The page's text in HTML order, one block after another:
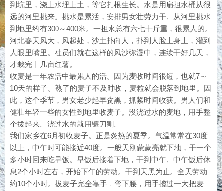
到坑里，浇上水埋上土，等它扎根生长。水是用扁担水桶从很
远的河里挑来。挑水是累活，安排男女壮劳力干。从河里挑水
到地里约有300～400米。一担水总有六七十斤重，很累人的。
河北春天风大，风起处，沙土扑向人，扑到人脸上身上，灌到
人眼里嘴里。社员们就在这样的风沙弥漫中，连续干好几天，
才栽完十几亩红薯。
收麦是一年农活中最累人的活。因为麦收时间很短，也就7～
10天的样子。熟了的麦子不及时收，麦粒就会脱落到地里。因
此，这个季节，男女老少起早贪黑，抓紧时间收获。男人们和
健壮年轻一些的女性到地里收麦子。没浇过水的麦地，用手整
个拔起来。浇过水的就用镰刀割。
我们家乡在6月初收麦子。正是炎热的夏季。气温常常在30度
以上，中午时可能接近40度。一般天刚蒙蒙亮就下地，干一个
多小时回来吃早饭。早饭后接着下地，干到中午。中午饭后休
息2个小时左右，开始下午的劳动。干到天黑为止。全天劳动
约10个小时。拔麦子完全靠手，弯下腰，用手揽过一大把麦